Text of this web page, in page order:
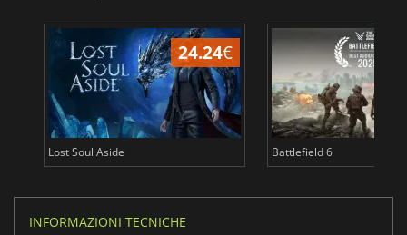
24.24€
Lost Soul Aside Battlefield 6
INFORMAZIONI TECNICHE